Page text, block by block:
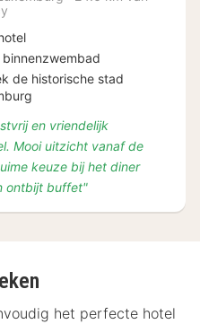
binnenzwembad
de historische stad
en vriendelijk
Mooi uitzicht vanaf de
keuze bij het diner
ontbijt buffet"
het perfecte hotel